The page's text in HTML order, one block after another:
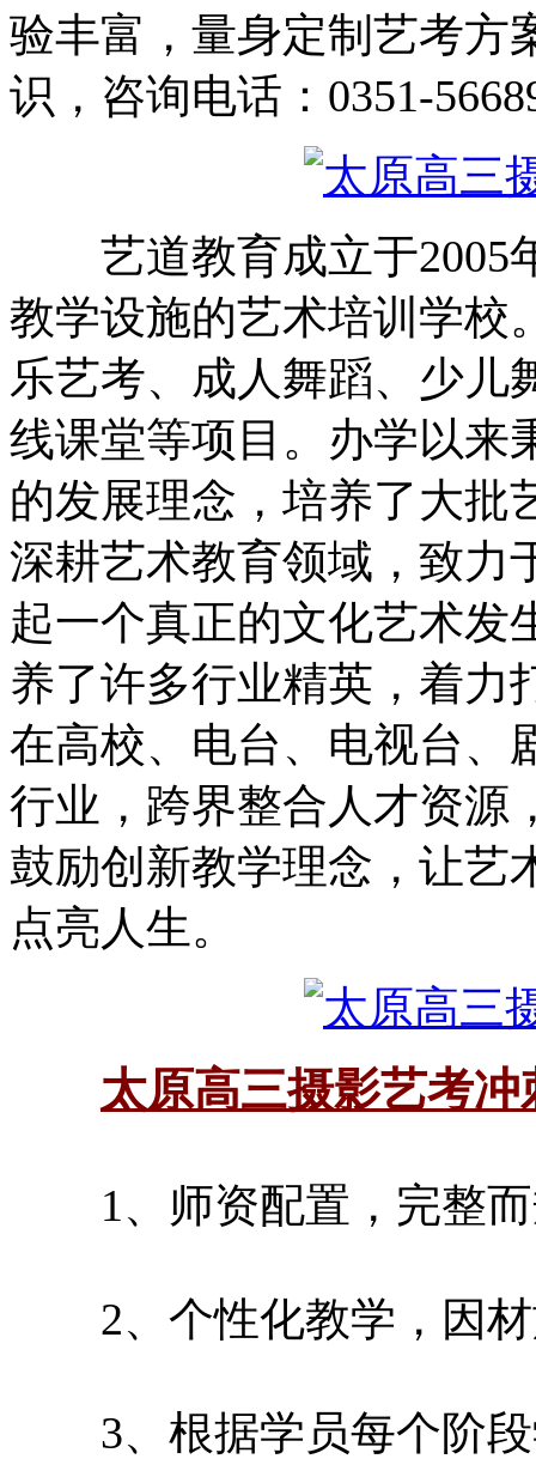
验丰富，量身定制艺考方
识，咨询电话：0351-
艺道教育成立于2005
教学设施的艺术培训学校
乐艺考、成人舞蹈、少儿
线课堂等项目。办学以来
的发展理念，培养了大批
深耕艺术教育领域，致力
起一个真正的文化艺术发
养了许多行业精英，着力
在高校、电台、电视台、
行业，跨界整合人才资源
鼓励创新教学理念，让艺
点亮人生。
太原高三摄影艺考冲
1、师资配置，完整而
2、个性化教学，因材
3、根据学员每个阶段